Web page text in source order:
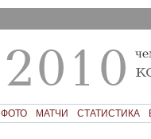
ФОТО МАТЧИ СТАТИСТИКА